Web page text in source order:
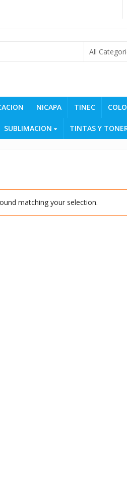
NICAPA TINEC
SUBLIMACION TINTAS Y
matching your selection.